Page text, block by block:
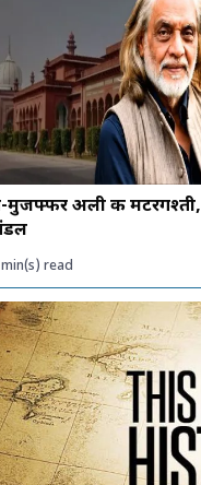
अली की मटरगश्ती, ‘मौलाना घोड़ी ’
read